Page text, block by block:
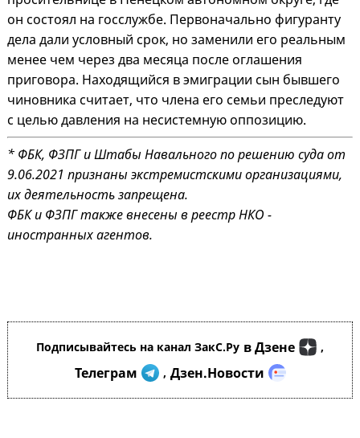
он состоял на госслужбе. Первоначально фигуранту
дела дали условный срок, но заменили его реальным
менее чем через два месяца после оглашения
приговора. Находящийся в эмиграции сын бывшего
чиновника считает, что члена его семьи преследуют
с целью давления на несистемную оппозицию.
* ФБК, ФЗПГ и Штабы Навального по решению суда от
9.06.2021 признаны экстремистскими организациями,
их деятельность запрещена.
ФБК и ФЗПГ также внесены в реестр НКО -
иностранных агентов.
Подписывайтесь на канал ЗакС.Ру в Дзене ,
Телеграм , Дзен.Новости